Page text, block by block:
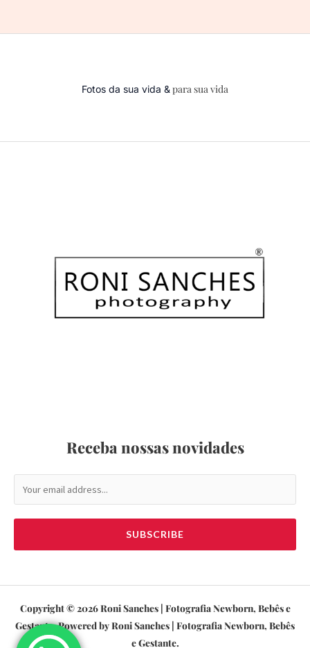
Fotos da sua vida &para sua vida
Receba nossas novidades
SUBSCRIBE
Copyright © 2026 Roni Sanches | Fotografia Newborn, Bebês e
Gestante. Powered by Roni Sanches | Fotografia Newborn, Bebês
e Gestante.